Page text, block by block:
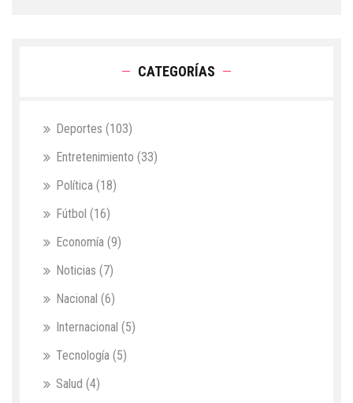
CATEGORÍAS
Deportes (103)
Entretenimiento (33)
Política (18)
Fútbol (16)
Economía (9)
Noticias (7)
Nacional (6)
Internacional (5)
Tecnología (5)
Salud (4)